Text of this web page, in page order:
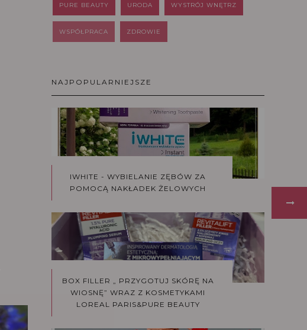
PURE BEAUTY URODA WYSTRÓJ WNĘTRZ
WSPÓŁPRACA ZDROWIE
NAJPOPULARNIEJSZE
IWHITE - WYBIELANIE ZĘBÓW ZA
POMOCĄ NAKŁADEK ŻELOWYCH
BOX FILLER „ PRZYGOTUJ SKÓRĘ NA
WIOSNĘ” WRAZ Z KOSMETYKAMI
LOREAL PARIS&PURE BEAUTY